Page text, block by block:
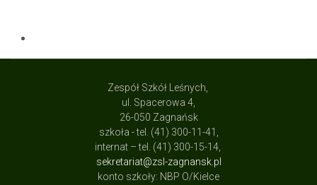
Zespół Szkół Leśnych,
ul. Spacerowa 4,
26-050 Zagnańsk
szkoła - tel. (41) 300-11-41,
internat – tel. (41) 300-15-14,
sekretariat@zsl-zagnansk.pl
konto szkoły: NBP O/Kielce